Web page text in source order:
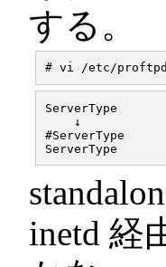
する。
ServerType
    ↓
#ServerType
inetd 経